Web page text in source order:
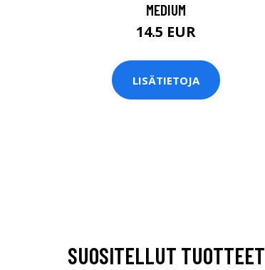
MEDIUM
14.5 EUR
LISÄTIETOJA
SUOSITELLUT TUOTTEET